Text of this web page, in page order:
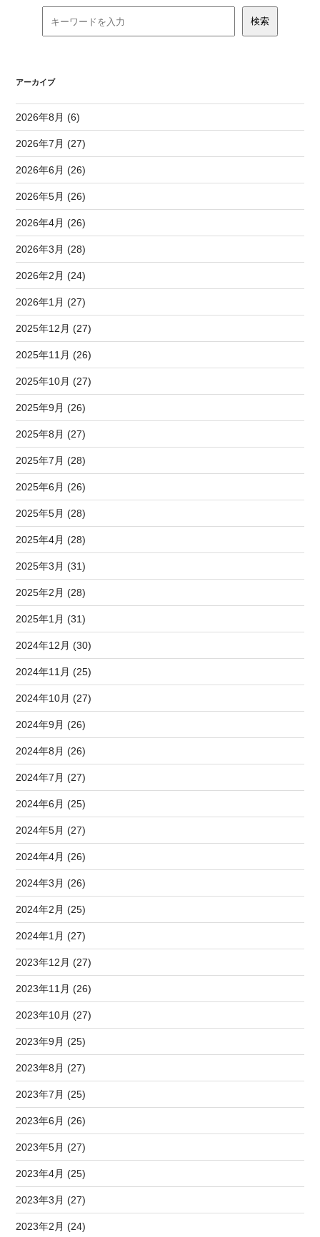
アーカイブ
2026年8月 (6)
2026年7月 (27)
2026年6月 (26)
2026年5月 (26)
2026年4月 (26)
2026年3月 (28)
2026年2月 (24)
2026年1月 (27)
2025年12月 (27)
2025年11月 (26)
2025年10月 (27)
2025年9月 (26)
2025年8月 (27)
2025年7月 (28)
2025年6月 (26)
2025年5月 (28)
2025年4月 (28)
2025年3月 (31)
2025年2月 (28)
2025年1月 (31)
2024年12月 (30)
2024年11月 (25)
2024年10月 (27)
2024年9月 (26)
2024年8月 (26)
2024年7月 (27)
2024年6月 (25)
2024年5月 (27)
2024年4月 (26)
2024年3月 (26)
2024年2月 (25)
2024年1月 (27)
2023年12月 (27)
2023年11月 (26)
2023年10月 (27)
2023年9月 (25)
2023年8月 (27)
2023年7月 (25)
2023年6月 (26)
2023年5月 (27)
2023年4月 (25)
2023年3月 (27)
2023年2月 (24)